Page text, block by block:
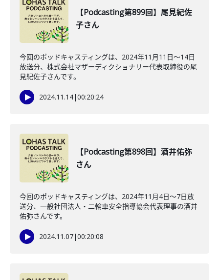
【Podcasting第899回】尾見紀佐
子さん
今回のポッドキャスティングは、2024年11月11日～14日
放送分、株式会社マザーディクショナリー代表取締役の尾
見紀佐子さんです。
2024.11.14|00:20:24
【Podcasting第898回】酒井佑弥
さん
今回のポッドキャスティングは、2024年11月4日～7日放
送分、一般社団法人・二輪車安全指導協会代表理事の酒井
佑弥さんです。
2024.11.07|00:20:08